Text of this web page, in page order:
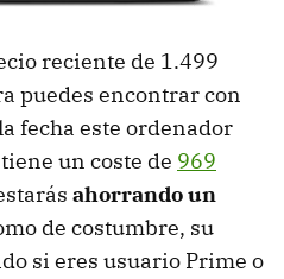
reciente de 1.499
puedes encontrar con
fecha este ordenador
un coste de 969
ahorrando un
de costumbre, su
si eres usuario Prime o